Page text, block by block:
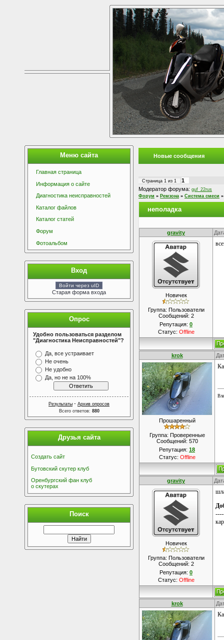
Меню сайта
Главная страница
Информация о сайте
Диагностика неисправностей
Каталог файлов
Каталог статей
Форум
Фотоальбом
Вход
Войти через uID
Старая форма входа
Опрос
Удобно пользоваться разделом
"Диагностика Неисправностей"?
Да, все устраивает
Не очень
Не удобно
Да, но не на 100%
Результаты - Архив опросов
Всего ответов: 880
Друзья сайта
Создать сайт
Бутовский скутер клуб
Оренбургский фан клуб
о скутерах
Поиск
Новые сообщения
Страница 1 из 1
1
Модератор форума: guf_22rus
Форум » Ремзона » Система смеси »
неполадка
gravity
Новичек
Группа: Пользователи
Сообщений: 2
Репутация: 0
Статус: Offline
krok
Прошаренный
Группа: Проверенные
Сообщений: 570
Репутация: 18
Статус: Offline
gravity
Новичек
Группа: Пользователи
Сообщений: 2
Репутация: 0
Статус: Offline
krok